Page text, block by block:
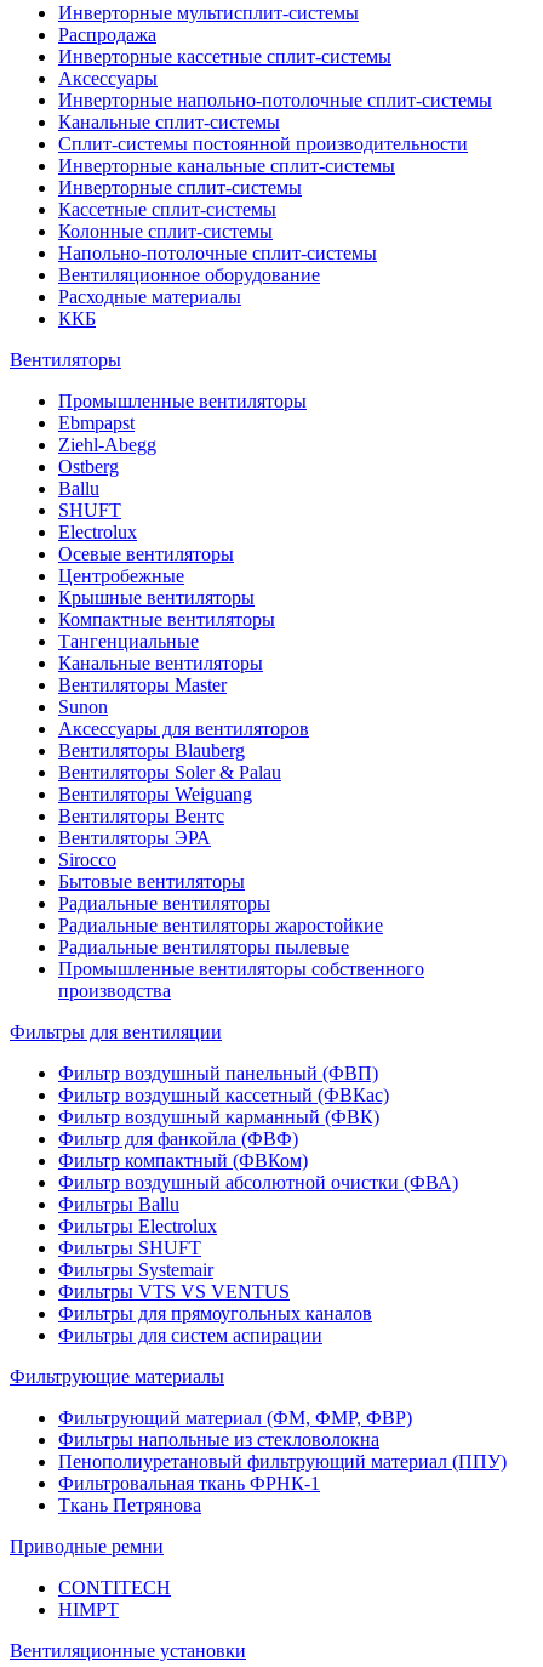
Инверторные мультисплит-системы
Распродажа
Инверторные кассетные сплит-системы
Аксессуары
Инверторные напольно-потолочные сплит-системы
Канальные сплит-системы
Сплит-системы постоянной производительности
Инверторные канальные сплит-системы
Инверторные сплит-системы
Кассетные сплит-системы
Колонные сплит-системы
Напольно-потолочные сплит-системы
Вентиляционное оборудование
Расходные материалы
ККБ
Вентиляторы
Промышленные вентиляторы
Ebmpapst
Ziehl-Abegg
Ostberg
Ballu
SHUFT
Electrolux
Осевые вентиляторы
Центробежные
Крышные вентиляторы
Компактные вентиляторы
Тангенциальные
Канальные вентиляторы
Вентиляторы Master
Sunon
Аксессуары для вентиляторов
Вентиляторы Blauberg
Вентиляторы Soler & Palau
Вентиляторы Weiguang
Вентиляторы Вентс
Вентиляторы ЭРА
Sirocco
Бытовые вентиляторы
Радиальные вентиляторы
Радиальные вентиляторы жаростойкие
Радиальные вентиляторы пылевые
Промышленные вентиляторы собственного
производства
Фильтры для вентиляции
Фильтр воздушный панельный (ФВП)
Фильтр воздушный кассетный (ФВКас)
Фильтр воздушный карманный (ФВК)
Фильтр для фанкойла (ФВФ)
Фильтр компактный (ФВКом)
Фильтр воздушный абсолютной очистки (ФВА)
Фильтры Ballu
Фильтры Electrolux
Фильтры SHUFT
Фильтры Systemair
Фильтры VTS VS VENTUS
Фильтры для прямоугольных каналов
Фильтры для систем аспирации
Фильтрующие материалы
Фильтрующий материал (ФМ, ФМР, ФВР)
Фильтры напольные из стекловолокна
Пенополиуретановый фильтрующий материал (ППУ)
Фильтровальная ткань ФРНК-1
Ткань Петрянова
Приводные ремни
CONTITECH
HIMPT
Вентиляционные установки